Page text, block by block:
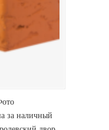
за наличный